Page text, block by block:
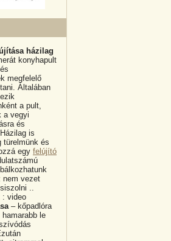
házilag
konyhapult
megfelelő
Általában
a pult,
a vegyi
és
is
türelmünk és
egy felújító
nem vezet
..
: video
– kőpadlóra
le